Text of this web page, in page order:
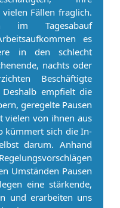
Fällen fraglich.
im Tagesabauf
es
in den schlecht
nachts oder
Beschäftigte
empfielt die
geregelte Pau­sen
vielen von ihnen aus
kümmert sich die In­
darum. Anhand
Umständen Pau­sen
eine stärkende,
und erarbeiten uns